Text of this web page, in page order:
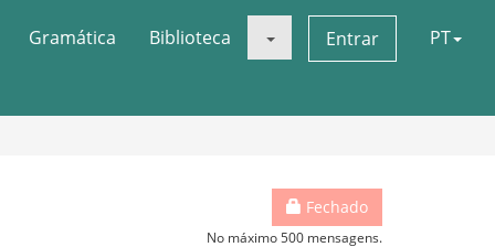
Gramática Biblioteca Entrar PT
Fechado
No máximo 500 mensagens.